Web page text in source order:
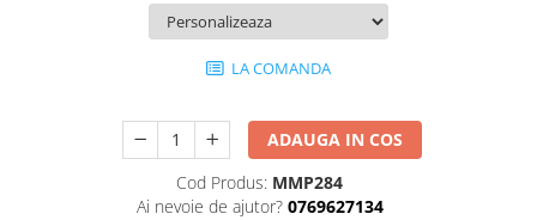
LA COMANDA
ADAUGA IN COS
Cod Produs: MMP284
Ai nevoie de ajutor? 0769627134